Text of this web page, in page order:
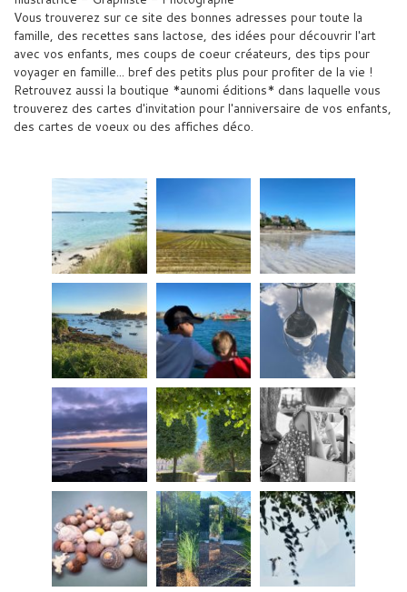
Vous trouverez sur ce site des bonnes adresses pour toute la
famille, des recettes sans lactose, des idées pour découvrir l'art
avec vos enfants, mes coups de coeur créateurs, des tips pour
voyager en famille... bref des petits plus pour profiter de la vie !
Retrouvez aussi la boutique *aunomi éditions* dans laquelle vous
trouverez des cartes d'invitation pour l'anniversaire de vos enfants,
des cartes de voeux ou des affiches déco.